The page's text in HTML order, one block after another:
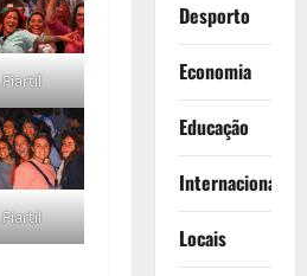
Fiartil
Fiartil
Desporto
Economia
Educação
Internacionais
Locais